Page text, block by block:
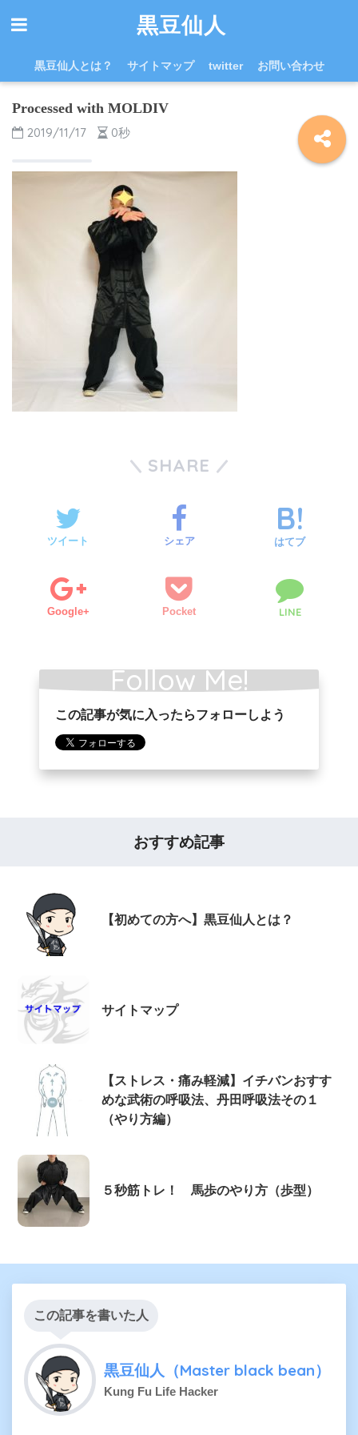
黒豆仙人
黒豆仙人とは？ サイトマップ twitter お問い合わせ
Processed with MOLDIV
2019/11/17 0秒
SHARE
ツイート シェア はてブ
Google+ Pocket LINE
Follow Me!
この記事が気に入ったらフォローしよう
おすすめ記事
【初めての方へ】黒豆仙人とは？
サイトマップ
【ストレス・痛み軽減】イチバンおすす
めな武術の呼吸法、丹田呼吸法その１
（やり方編）
５秒筋トレ！ 馬歩のやり方（歩型）
この記事を書いた人
黒豆仙人（Master black bean）
Kung Fu Life Hacker